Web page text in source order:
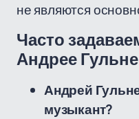
не являются
Часто
Андрее
Андрей
музыкант?